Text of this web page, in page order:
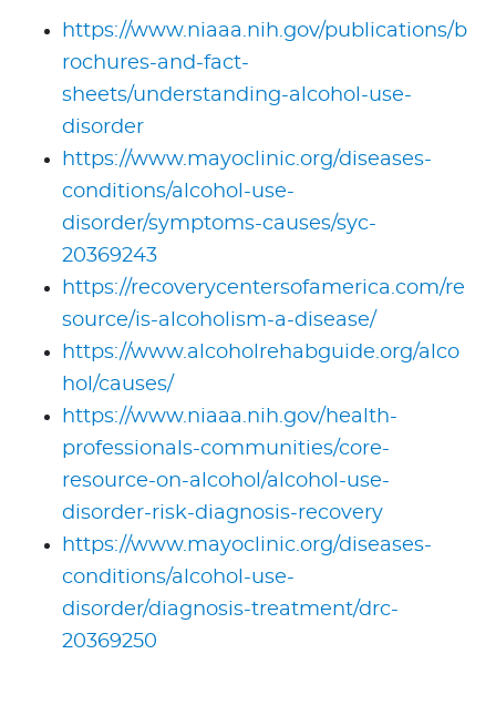
https://www.niaaa.nih.gov/publications/b
rochures-and-fact-
sheets/understanding-alcohol-use-
disorder
https://www.mayoclinic.org/diseases-
conditions/alcohol-use-
disorder/symptoms-causes/syc-
20369243
https://recoverycentersofamerica.com/re
source/is-alcoholism-a-disease/
https://www.alcoholrehabguide.org/alco
hol/causes/
https://www.niaaa.nih.gov/health-
professionals-communities/core-
resource-on-alcohol/alcohol-use-
disorder-risk-diagnosis-recovery
https://www.mayoclinic.org/diseases-
conditions/alcohol-use-
disorder/diagnosis-treatment/drc-
20369250